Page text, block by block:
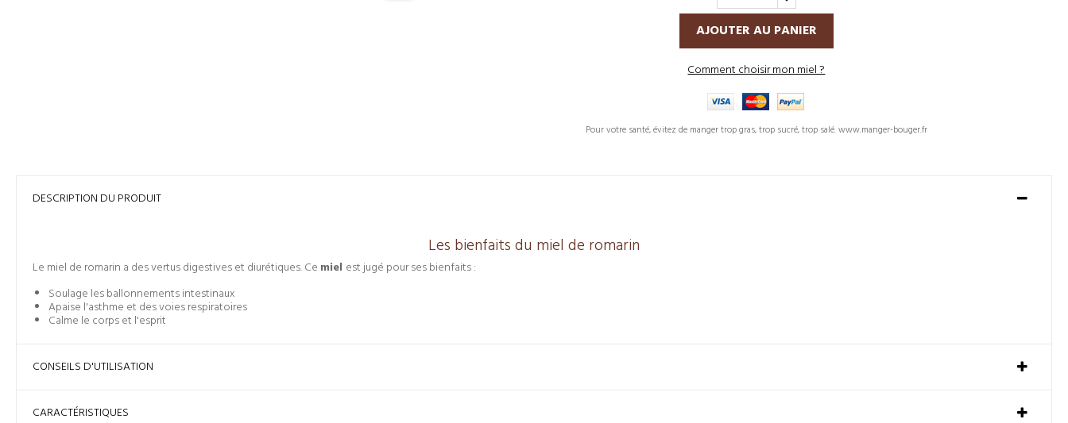
AJOUTER AU PANIER
Comment choisir mon miel ?
Pour votre santé, évitez de manger trop gras, trop sucré, trop salé. www.manger-bouger.fr
DESCRIPTION DU PRODUIT
Les bienfaits du miel de romarin
Le miel de romarin a des vertus digestives et diurétiques. Ce miel est jugé pour ses bienfaits :
Soulage les ballonnements intestinaux
Apaise l'asthme et des voies respiratoires
Calme le corps et l'esprit
CONSEILS D'UTILISATION
CARACTÉRISTIQUES